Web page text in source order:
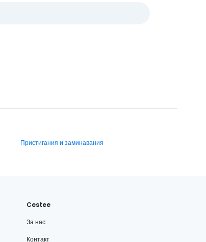
Пристигания и заминавания
Cestee
За нас
Контакт